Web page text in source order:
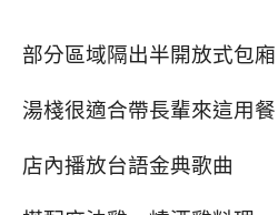
部分區域隔出半開放式包廂
湯棧很適合帶長輩來這用餐
店內播放台語金典歌曲